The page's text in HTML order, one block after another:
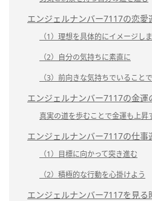
エンジェルナンバー7117の恋愛
（1）理想を具体的にイメージし
（2）自分の気持ちに素直に
（3）前向きな気持ちでいること
エンジェルナンバー7117の金運
真実の道を歩むことで金運も上昇
エンジェルナンバー7117の仕事
（1）目標に向かって突き進む
（2）積極的な行動を心掛けよう
エンジェルナンバー7117を見る